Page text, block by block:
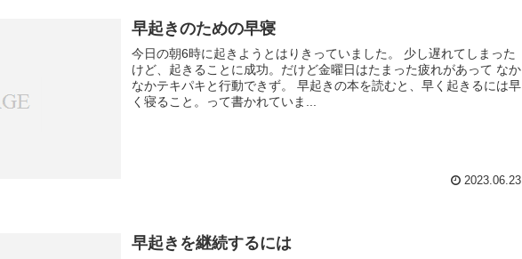
早起きのための早寝
今日の朝6時に起きようとはりきっていました。 少し遅れてしまった
けど、起きることに成功。だけど金曜日はたまった疲れがあって なか
なかテキパキと行動できず。 早起きの本を読むと、早く起きるには早
く寝ること。って書かれていま...
2023.06.23
早起きを継続するには